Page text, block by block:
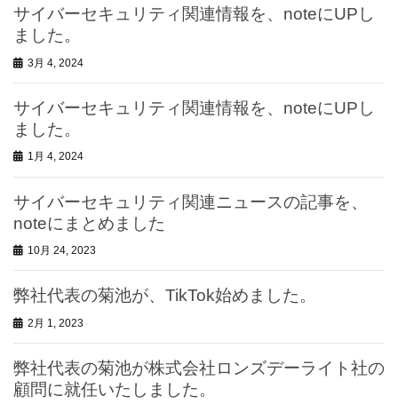
サイバーセキュリティ関連情報を、noteにUPし
ました。
3月 4, 2024
サイバーセキュリティ関連情報を、noteにUPし
ました。
1月 4, 2024
サイバーセキュリティ関連ニュースの記事を、
noteにまとめました
10月 24, 2023
弊社代表の菊池が、TikTok始めました。
2月 1, 2023
弊社代表の菊池が株式会社ロンズデーライト社の
顧問に就任いたしました。